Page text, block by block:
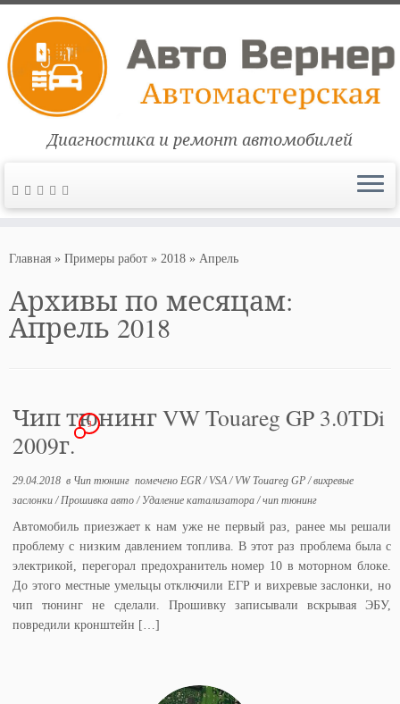
Диагностика и ремонт автомобилей
Главная » Примеры работ » 2018 » Апрель
Архивы по месяцам:
Апрель 2018
Чип тюнинг VW Touareg GP 3.0TDi
2009г.
3
29.04.2018 в Чип тюнинг помечено EGR/ VSA/ VW Touareg GP/вихревые
заслонки/ Прошивка авто/ Удаление катализатора/чип тюнинг
Автомобиль приезжает к нам уже не первый раз, ранее мы решали
проблему с низким давлением топлива. В этот раз проблема была с
электрикой, перегорал предохранитель номер 10 в моторном блоке.
До этого местные умельцы отключили ЕГР и вихревые заслонки, но
чип тюнинг не сделали. Прошивку записывали вскрывая ЭБУ,
повредили кронштейн […]